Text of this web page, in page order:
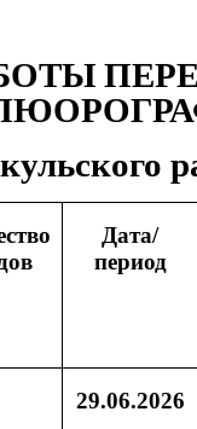
Дата/
период
29.06.2026